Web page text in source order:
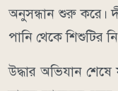
অনুসন্ধান শুরু করে।
পানি থেকে শিশুটির
উদ্ধার অভিযান শেষে